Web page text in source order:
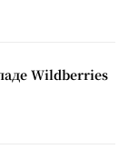
Wildberries